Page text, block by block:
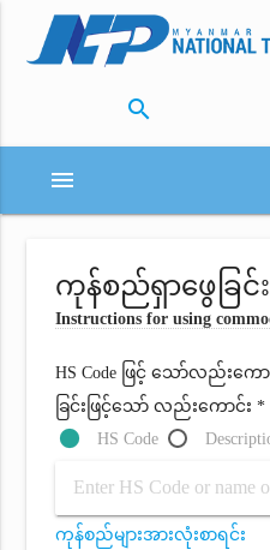
search
menu
ကုန်စည်ရှာဖွေခြင်း
Instructions for using
HS Code ဖြင့် သော်လည်း
ခြင်းဖြင့်သော် လည်းကောင်း *
HS Code
ကုန်စည်များအားလုံးစာရင်း